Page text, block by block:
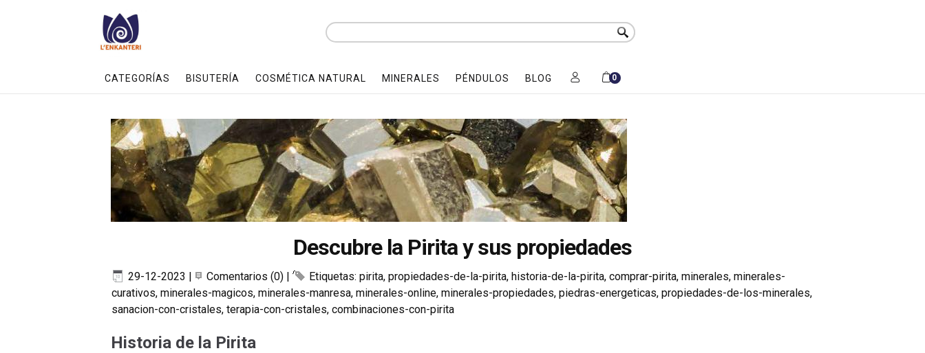
CATEGORÍAS BISUTERÍA COSMÉTICA NATURAL MINERALES PÉNDULOS BLOG 0
Descubre la Pirita y sus propiedades
29-12-2023 | Comentarios (0)| Etiquetas: pirita, propiedades-de-la-pirita, historia-de-la-pirita, comprar-pirita, minerales, minerales-
curativos, minerales-magicos, minerales-manresa, minerales-online, minerales-propiedades, piedras-energeticas, propiedades-de-los-minerales,
sanacion-con-cristales, terapia-con-cristales, combinaciones-con-pirita
Historia de la Pirita